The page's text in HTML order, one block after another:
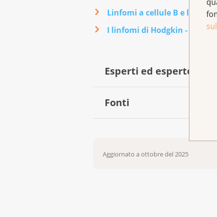
Linfomi a cellule B e linfomi
I linfomi di Hodgkin - Shop
Esperti ed esperte
Dr. med. Thomas Pabst,
universitario di Berna
di Basilea
Fonti
Folkerts, J. (2023, 29
Krebsinformationsdienst,
Aggiornato a ottobre del 2025